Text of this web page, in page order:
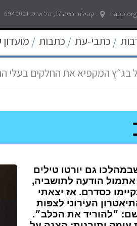
קהילת ונציה 17, תל אביב 6940001
/ כתבי-עת / כתבות / מועדון
פתוח וחופשי לכל אמצעי
בג״ץ המקפיא את החלקים בעלי
נחצה - פגיעה באולפני חדשות
- המלחמה על הפיצויים לעצמאים
גם יורטו טילים
אתמול הודעה לתושביה,
כסדרם. אז יצאתי
העירוני לצפּות
״להוריד את הכלב״.